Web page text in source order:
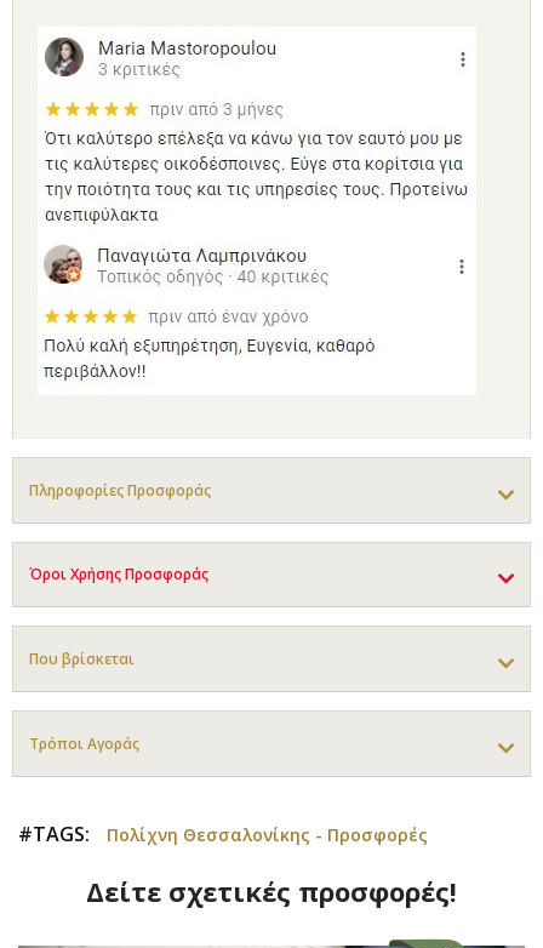
Πληροφορίες Προσφοράς
Όροι Χρήσης Προσφοράς
Που βρίσκεται
Τρόποι Αγοράς
#TAGS: Πολίχνη Θεσσαλονίκης - Προσφορές
Δείτε σχετικές προσφορές!